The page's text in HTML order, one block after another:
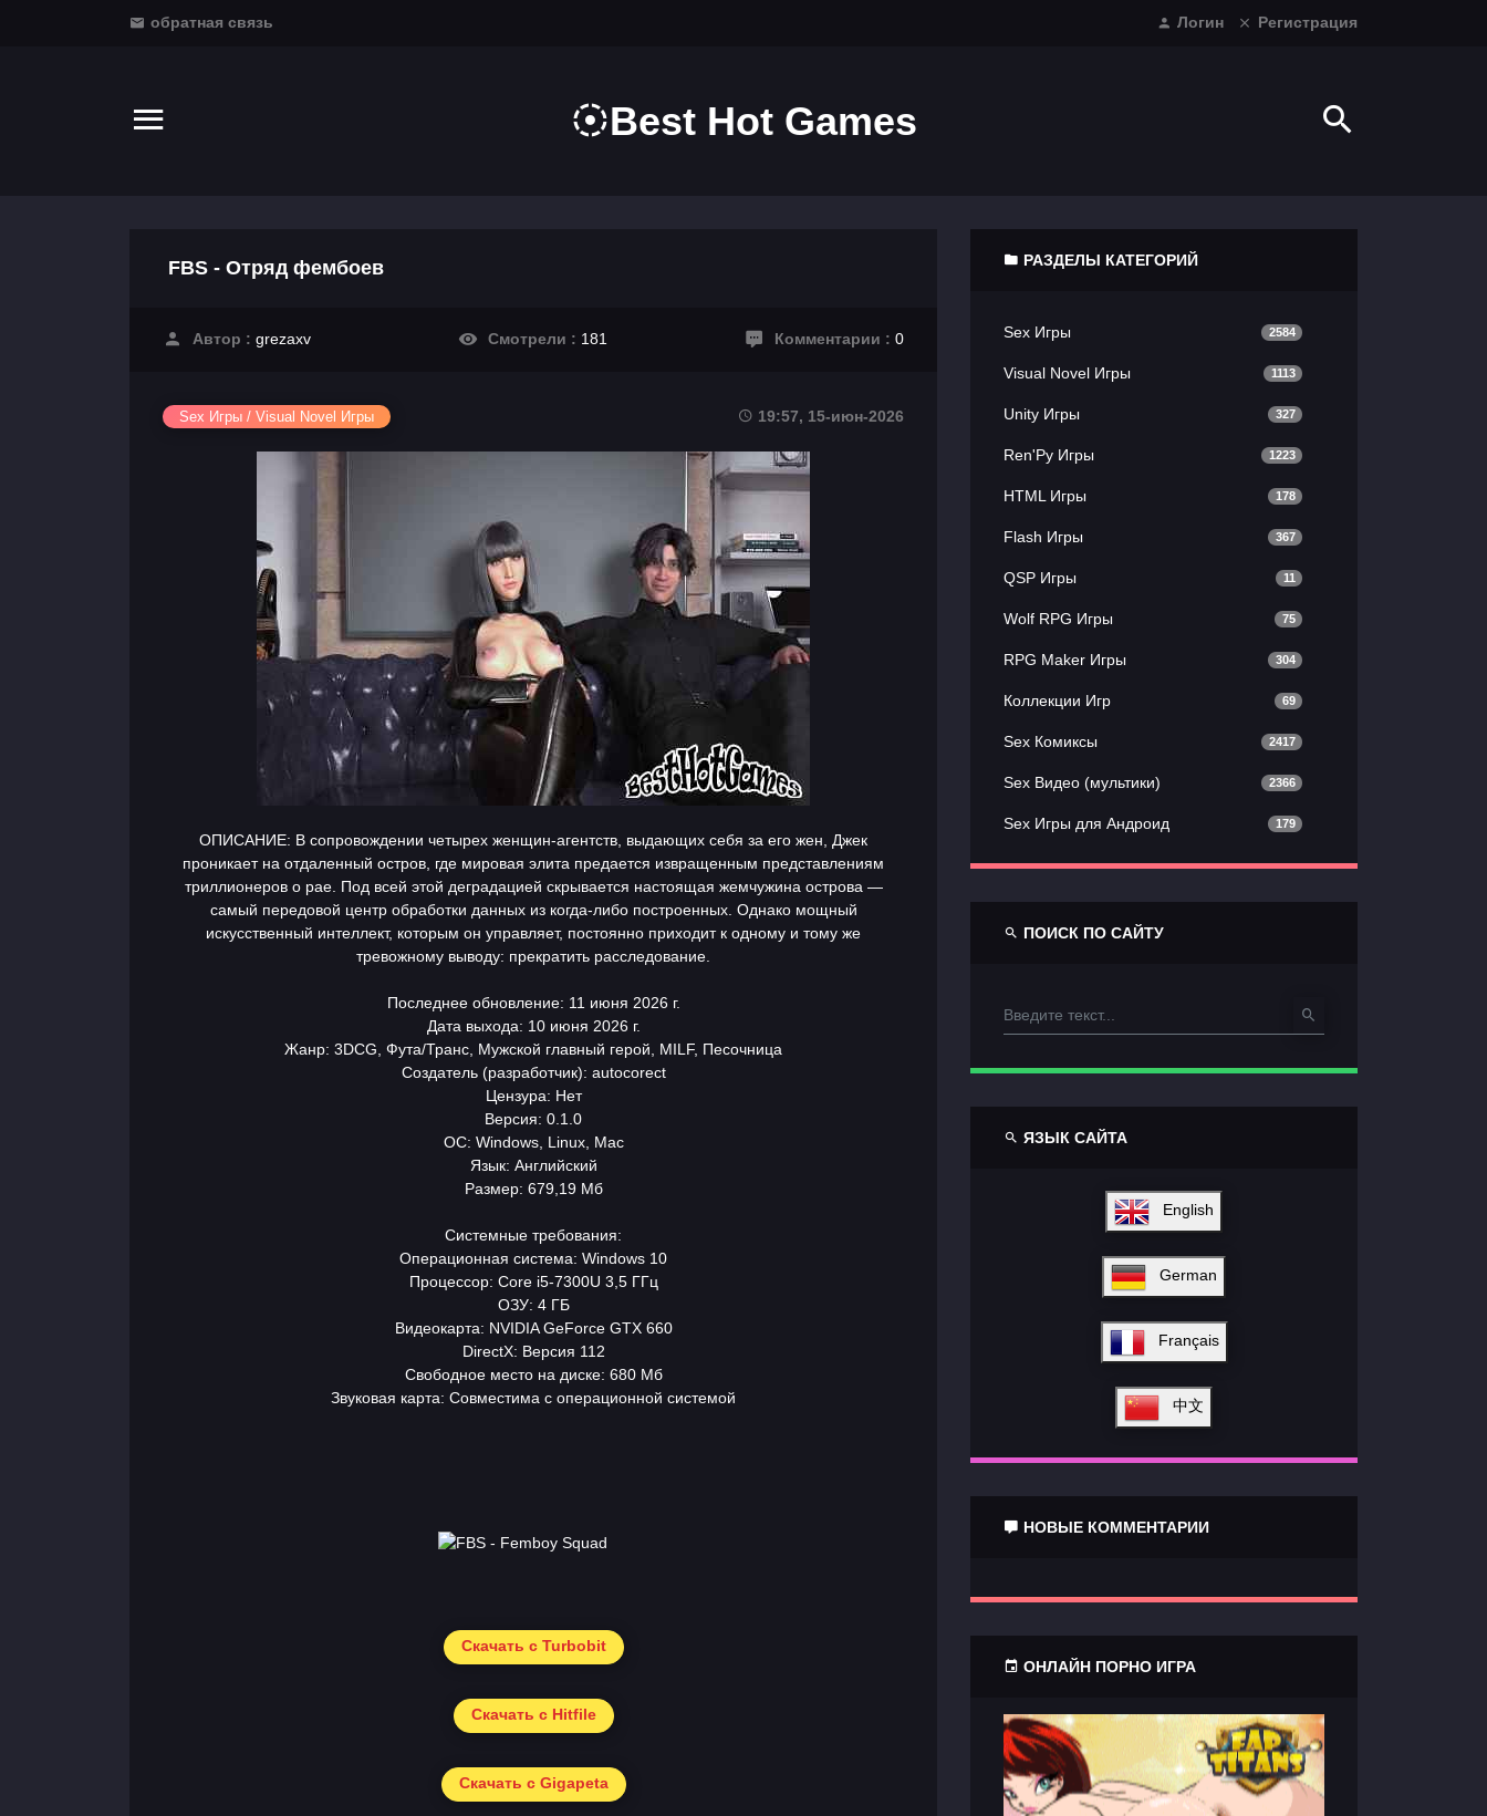
обратная связь Логин Регистрация
Best Hot Games
FBS - Отряд фембоев
Автор : grezaxv Смотрели : 181 Комментарии : 0
Sex Игры / Visual Novel Игры 19:57, 15-июн-2026
ОПИСАНИЕ: В сопровождении четырех женщин-агентств, выдающих себя за его жен, Джек
проникает на отдаленный остров, где мировая элита предается извращенным представлениям
триллионеров о рае. Под всей этой деградацией скрывается настоящая жемчужина острова —
самый передовой центр обработки данных из когда-либо построенных. Однако мощный
искусственный интеллект, которым он управляет, постоянно приходит к одному и тому же
тревожному выводу: прекратить расследование.
Последнее обновление: 11 июня 2026 г.
Дата выхода: 10 июня 2026 г.
Жанр: 3DCG, Фута/Транс, Мужской главный герой, MILF, Песочница
Создатель (разработчик): autocorect
Цензура: Нет
Версия: 0.1.0
ОС: Windows, Linux, Mac
Язык: Английский
Размер: 679,19 Мб
Системные требования:
Операционная система: Windows 10
Процессор: Core i5-7300U 3,5 ГГц
ОЗУ: 4 ГБ
Видеокарта: NVIDIA GeForce GTX 660
DirectX: Версия 112
Свободное место на диске: 680 Мб
Звуковая карта: Совместима с операционной системой
Скачать с Turbobit
Скачать с Hitfile
Скачать с Gigapeta
РАЗДЕЛЫ КАТЕГОРИЙ
Sex Игры 2584
Visual Novel Игры 1113
Unity Игры 327
Ren'Py Игры 1223
HTML Игры 178
Flash Игры 367
QSP Игры 11
Wolf RPG Игры 75
RPG Maker Игры 304
Коллекции Игр 69
Sex Комиксы 2417
Sex Видео (мультики) 2366
Sex Игры для Андроид 179
ПОИСК ПО САЙТУ
ЯЗЫК САЙТА
English
German
Français
中文
НОВЫЕ КОММЕНТАРИИ
ОНЛАЙН ПОРНО ИГРА